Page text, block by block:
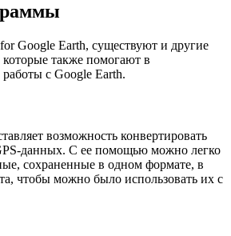
Google Earth, существуют и другие
также помогают в
с Google Earth.
возможность конвертировать
данных. С ее помощью можно легко
сохраненные в одном формате, в
чтобы можно было использовать их с